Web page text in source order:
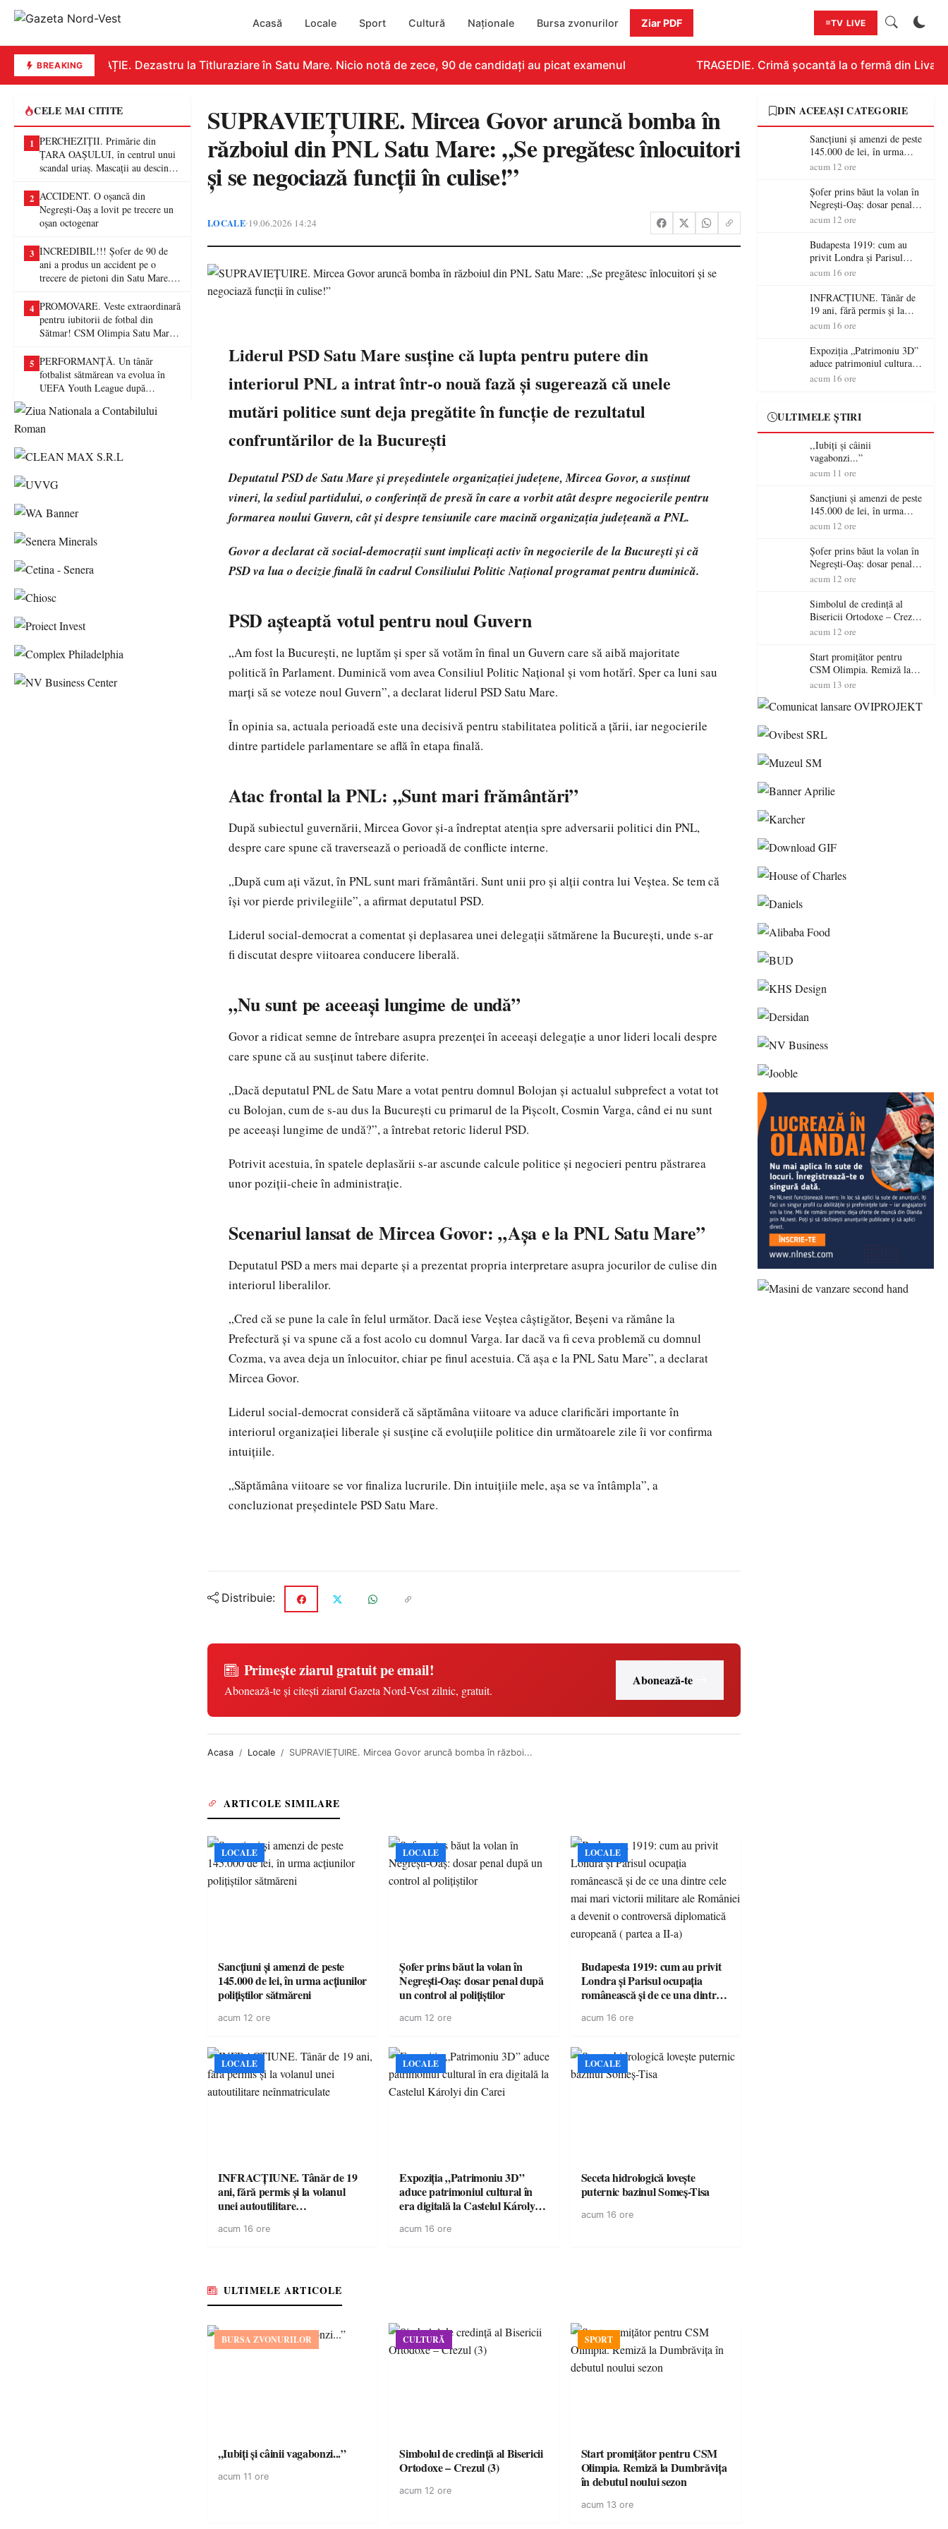
Acasă Locale Sport Cultură Naționale Bursa zvonurilor Ziar PDF TV LIVE
BREAKINGEDUCAȚIE. Dezastru la Titluraziare în Satu Mare. Nicio notă de zece, 90 de candidați au picat examenul TRAGEDIE. Crimă șocantă la o fermă din
CELE MAI CITITE
1 PERCHEZIȚII. Primărie din
ȚARA OAȘULUI, în centrul unui
scandal uriaș. Mascații au descins
fraude de proporții
2 ACCIDENT. O oșancă din
Negrești-Oaș a lovit pe trecere un
oșan octogenar
3 INCREDIBIL!!! Șofer de 90 de
ani a produs un accident pe o
trecere de pietoni din Satu Mare. O
4 PROMOVARE. Veste extraordinară
pentru iubitorii de fotbal din
Sătmar! CSM Olimpia Satu Mare
5 PERFORMANȚĂ. Un tânăr
fotbalist sătmărean va evolua în
UEFA Youth League după
SUPRAVIEȚUIRE. Mircea Govor aruncă bomba în
războiul din PNL Satu Mare: „Se pregătesc înlocuitori
și se negociază funcții în culise!”
LOCALE•19.06.2026 14:24
Liderul PSD Satu Mare susține că lupta pentru putere din
interiorul PNL a intrat într-o nouă fază și sugerează că unele
mutări politice sunt deja pregătite în funcție de rezultatul
confruntărilor de la București
Deputatul PSD de Satu Mare și președintele organizației județene, Mircea Govor, a susținut
vineri, la sediul partidului, o conferință de presă în care a vorbit atât despre negocierile pentru
formarea noului Guvern, cât și despre tensiunile care macină organizația județeană a PNL.
Govor a declarat că social-democrații sunt implicați activ în negocierile de la București și că
PSD va lua o decizie finală în cadrul Consiliului Politic Național programat pentru duminică.
PSD așteaptă votul pentru noul Guvern
„Am fost la București, ne luptăm și sper să votăm în final un Guvern care să aibă majoritate
politică în Parlament. Duminică vom avea Consiliul Politic Național și vom hotărî. Sper ca luni sau
marți să se voteze noul Guvern”, a declarat liderul PSD Satu Mare.
În opinia sa, actuala perioadă este una decisivă pentru stabilitatea politică a țării, iar negocierile
dintre partidele parlamentare se află în etapa finală.
Atac frontal la PNL: „Sunt mari frământări”
După subiectul guvernării, Mircea Govor și-a îndreptat atenția spre adversarii politici din PNL,
despre care spune că traversează o perioadă de conflicte interne.
„După cum ați văzut, în PNL sunt mari frământări. Sunt unii pro și alții contra lui Veștea. Se tem că
își vor pierde privilegiile”, a afirmat deputatul PSD.
Liderul social-democrat a comentat și deplasarea unei delegații sătmărene la București, unde s-ar
fi discutat despre viitoarea conducere liberală.
„Nu sunt pe aceeași lungime de undă”
Govor a ridicat semne de întrebare asupra prezenței în aceeași delegație a unor lideri locali despre
care spune că au susținut tabere diferite.
„Dacă deputatul PNL de Satu Mare a votat pentru domnul Bolojan și actualul subprefect a votat tot
cu Bolojan, cum de s-au dus la București cu primarul de la Pișcolt, Cosmin Varga, când ei nu sunt
pe aceeași lungime de undă?”, a întrebat retoric liderul PSD.
Potrivit acestuia, în spatele deplasării s-ar ascunde calcule politice și negocieri pentru păstrarea
unor poziții-cheie în administrație.
Scenariul lansat de Mircea Govor: „Așa e la PNL Satu Mare”
Deputatul PSD a mers mai departe și a prezentat propria interpretare asupra jocurilor de culise din
interiorul liberalilor.
„Cred că se pune la cale în felul următor. Dacă iese Veștea câștigător, Beșeni va rămâne la
Prefectură și va spune că a fost acolo cu domnul Varga. Iar dacă va fi ceva problemă cu domnul
Cozma, va avea deja un înlocuitor, chiar pe finul acestuia. Că așa e la PNL Satu Mare”, a declarat
Mircea Govor.
Liderul social-democrat consideră că săptămâna viitoare va aduce clarificări importante în
interiorul organizației liberale și susține că evoluțiile politice din următoarele zile îi vor confirma
intuițiile.
„Săptămâna viitoare se vor finaliza lucrurile. Din intuițiile mele, așa se va întâmpla”, a
concluzionat președintele PSD Satu Mare.
Distribuie:
Primește ziarul gratuit pe email!
Abonează-te și citești ziarul Gazeta Nord-Vest zilnic, gratuit.
Abonează-te
Acasa Locale SUPRAVIEȚUIRE. Mircea Govor aruncă bomba în război...
ARTICOLE SIMILARE
LOCALE
Sancțiuni și amenzi de peste
145.000 de lei, în urma acțiunilor
polițiștilor sătmăreni
acum 12 ore
LOCALE
Șofer prins băut la volan în
Negrești-Oaș: dosar penal după
un control al polițiștilor
acum 12 ore
LOCALE
Budapesta 1919: cum au privit
Londra și Parisul ocupația
românească și de ce una dintre
României a devenit o
europeană ( partea a II-a)
acum 16 ore
LOCALE
INFRACȚIUNE. Tânăr de 19
ani, fără permis și la volanul
unei autoutilitare
acum 16 ore
LOCALE
Expoziția „Patrimoniu 3D”
aduce patrimoniul cultural în
era digitală la Castelul Károlyi
acum 16 ore
LOCALE
Seceta hidrologică lovește
puternic bazinul Someș-Tisa
acum 16 ore
ULTIMELE ARTICOLE
BURSA ZVONURILOR
,,Iubiți și câinii vagabonzi...”
acum 11 ore
CULTURĂ
Simbolul de credinţă al Bisericii
Ortodoxe – Crezul (3)
acum 12 ore
SPORT
Start promițător pentru CSM
Olimpia. Remiză la Dumbrăvița
în debutul noului sezon
acum 13 ore
DIN ACEEAȘI CATEGORIE
Sancțiuni și amenzi de peste
145.000 de lei, în urma
acțiunilor polițiștilor
acum 12 ore
Șofer prins băut la volan în
Negrești-Oaș: dosar penal
după un control al
acum 12 ore
Budapesta 1919: cum au
privit Londra și Parisul
ocupația românească și de ce
victorii militare ale
României a devenit o
controversă diplomatică
europeană ( partea a II-a)
acum 16 ore
INFRACȚIUNE. Tânăr de
19 ani, fără permis și la
volanul unei autoutilitare
acum 16 ore
Expoziția „Patrimoniu 3D”
aduce patrimoniul cultural
în era digitală la Castelul
acum 16 ore
ULTIMELE ȘTIRI
,,Iubiți și câinii
vagabonzi...”
acum 11 ore
Sancțiuni și amenzi de peste
145.000 de lei, în urma
acțiunilor polițiștilor
acum 12 ore
Șofer prins băut la volan în
Negrești-Oaș: dosar penal
după un control al
acum 12 ore
Simbolul de credinţă al
Bisericii Ortodoxe – Crezul
(3)
acum 12 ore
Start promițător pentru
CSM Olimpia. Remiză la
Dumbrăvița în debutul
acum 13 ore